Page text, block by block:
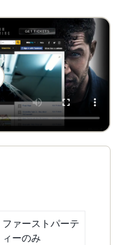
ファーストパーテ
ィーのみ